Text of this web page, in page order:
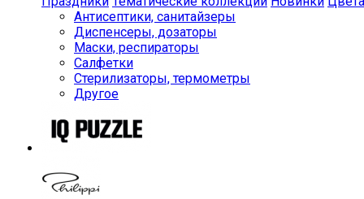
Антисептики, санитайзеры
Диспенсеры, дозаторы
Маски, респираторы
Салфетки
Стерилизаторы, термометры
Другое